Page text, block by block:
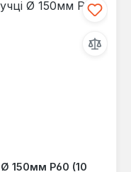
Ø 150мм P60 (10